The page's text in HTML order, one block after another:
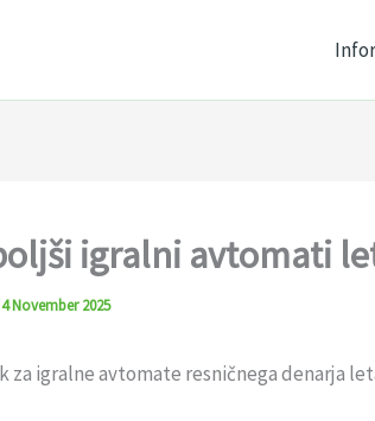
igralni avtomati
4 November 2025
za igralne avtomate resničnega denarja